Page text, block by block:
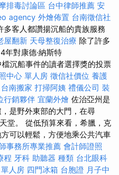
排毒討論區 台中律師推薦 安
agency 外燴佈置 台南徵信社
多客人都讚揚沉船的貴族服務
屋翻新 天母整復治療 除了許多
年對康德·納斯特
沉船事件的讀者選擇獎的投票
中心 單人房 徵信社價位 養護
台南搬家 打掃阿姨 禮儀公司 裝
行銷夥伴 宜蘭外燴 佐治亞州是
是野外東部的大門，在尋
堂。 從低預算來看，希臘，克
可以輕鬆，方便地乘公共汽車
事務所專業推薦 會計師證照
程 牙科 助聽器 種類 台北眼科
人房 四門冰箱 台胞證 月子中